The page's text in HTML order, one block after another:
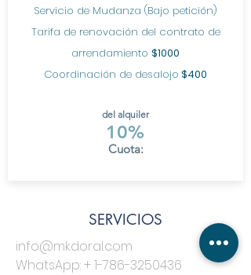
Servicio de Mudanza (Bajo petición)
Tarifa de renovación del contrato de
arrendamiento $1000
Coordinación de desalojo $400
del alquiler
Cuota:
10%
SERVICIOS
info@mkdoral.com
WhatsApp: +1-786-3250436